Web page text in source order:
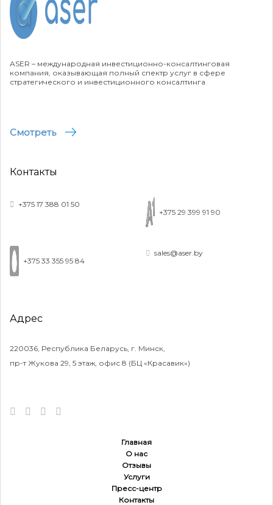
ASER – международная инвестиционно-консалтинговая
компания, оказывающая полный спектр услуг в сфере
стратегического и инвестиционного консалтинга
Смотреть
Контакты
+375 17 388 01 50
+375 29 399 91 90
+375 33 355 95 84
sales@aser.by
Адрес
220036, Республика Беларусь, г. Минск,
пр-т Жукова 29, 5 этаж, офис 8 (БЦ «Красавик»)
Главная
О нас
Отзывы
Услуги
Пресс-центр
Контакты